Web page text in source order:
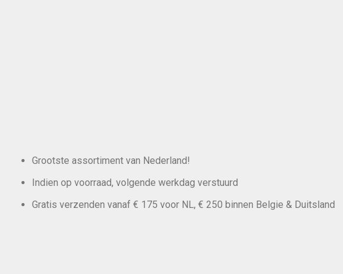
Grootste assortiment van Nederland!
Indien op voorraad, volgende werkdag verstuurd
Gratis verzenden vanaf € 175 voor NL, € 250 binnen Belgie & Duitsland